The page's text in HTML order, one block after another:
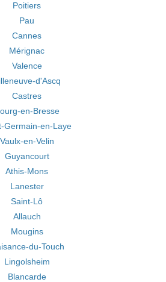
Poitiers
Pau
Cannes
Mérignac
Valence
d'Ascq
Castres
en-Bresse
Germain-en-Laye
Vaulx-en-Velin
Guyancourt
Athis-Mons
Lanester
Saint-Lô
Allauch
Mougins
du-Touch
Lingolsheim
Blancarde